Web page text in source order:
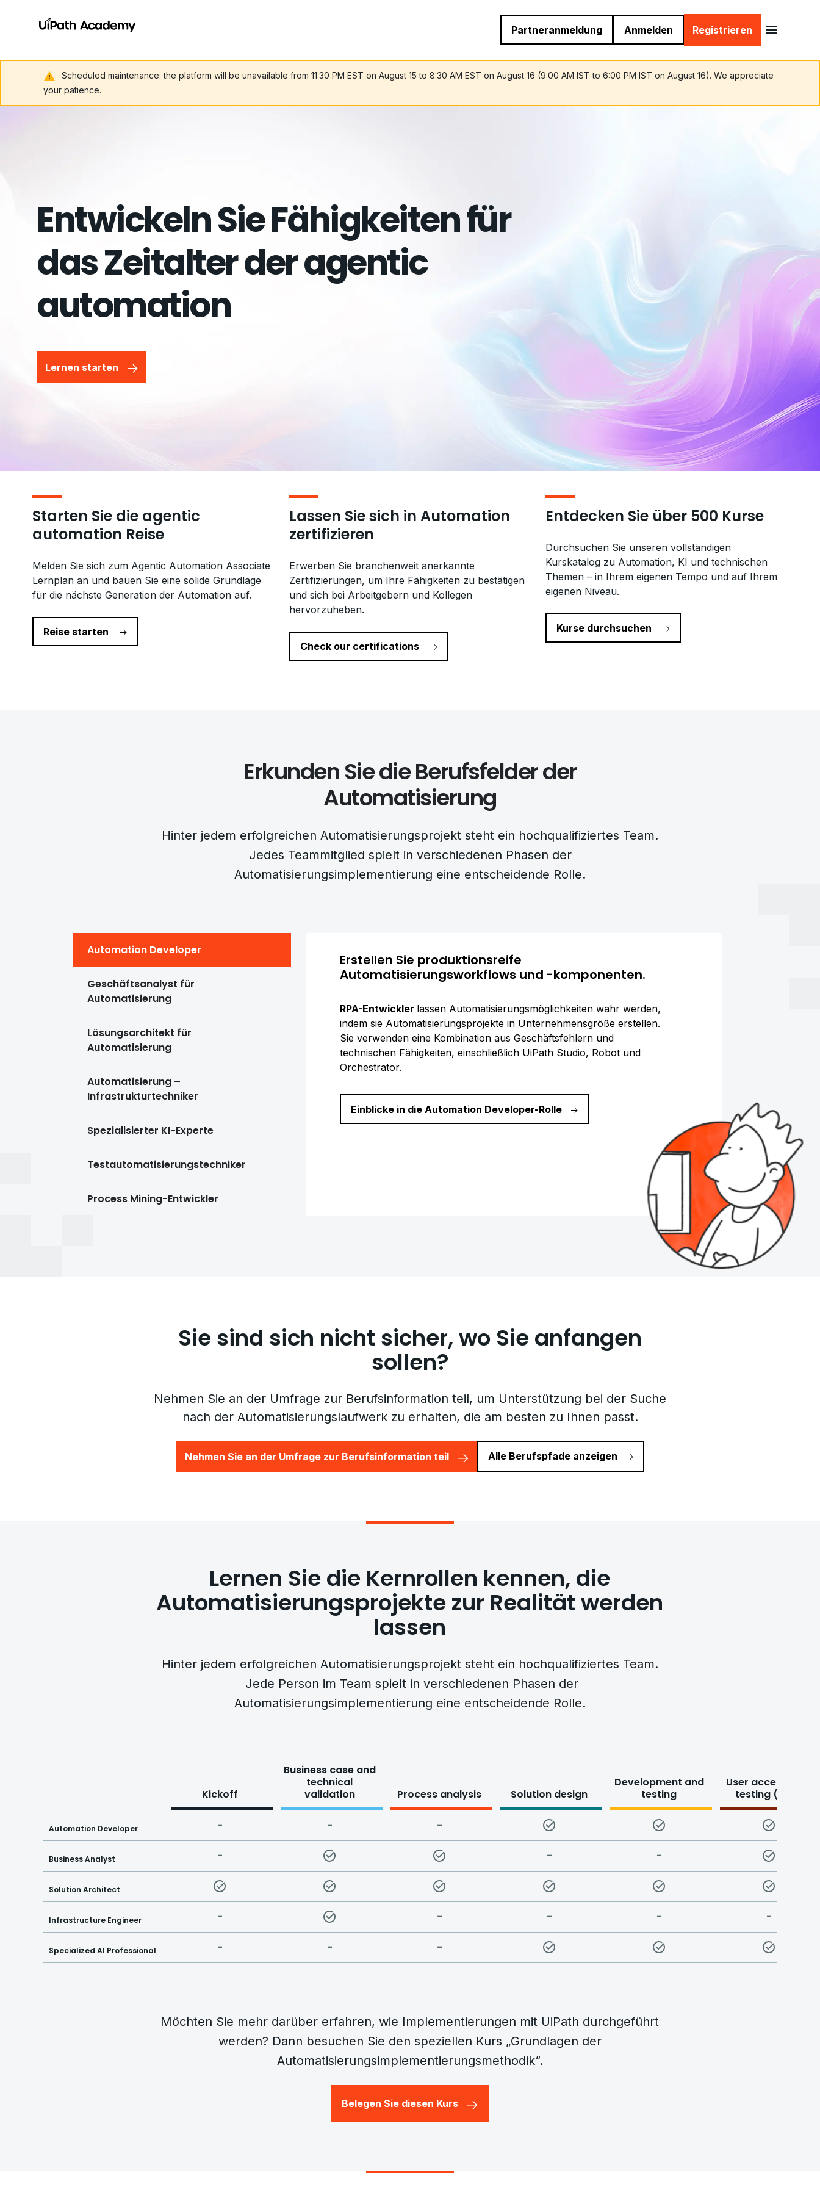
Partneranmeldung Anmelden Registrieren
Scheduled maintenance: the platform will be unavailable from 11:30 PM EST on August 15 to 8:30 AM EST on August 16 (9:00 AM IST to 6:00 PM IST on August 16). We appreciate
your patience.
Entwickeln Sie Fähigkeiten für
das Zeitalter der agentic
automation
Lernen starten
Starten Sie die agentic
automation Reise
Melden Sie sich zum Agentic Automation Associate
Lernplan an und bauen Sie eine solide Grundlage
für die nächste Generation der Automation auf.
Reise starten
Lassen Sie sich in Automation
zertifizieren
Erwerben Sie branchenweit anerkannte
Zertifizierungen, um Ihre Fähigkeiten zu bestätigen
und sich bei Arbeitgebern und Kollegen
hervorzuheben.
Check our certifications
Entdecken Sie über 500 Kurse
Durchsuchen Sie unseren vollständigen
Kurskatalog zu Automation, KI und technischen
Themen – in Ihrem eigenen Tempo und auf Ihrem
eigenen Niveau.
Kurse durchsuchen
Erkunden Sie die Berufsfelder der
Automatisierung
Hinter jedem erfolgreichen Automatisierungsprojekt steht ein hochqualifiziertes Team.
Jedes Teammitglied spielt in verschiedenen Phasen der
Automatisierungsimplementierung eine entscheidende Rolle.
Automation Developer
Geschäftsanalyst für
Automatisierung
Lösungsarchitekt für
Automatisierung
Automatisierung –
Infrastrukturtechniker
Spezialisierter KI-Experte
Testautomatisierungstechniker
Process Mining-Entwickler
Erstellen Sie produktionsreife
Automatisierungsworkflows und -komponenten.
RPA-Entwickler lassen Automatisierungsmöglichkeiten wahr werden,
indem sie Automatisierungsprojekte in Unternehmensgröße erstellen.
Sie verwenden eine Kombination aus Geschäftsfehlern und
technischen Fähigkeiten, einschließlich UiPath Studio, Robot und
Orchestrator.
Einblicke in die Automation Developer-Rolle
Sie sind sich nicht sicher, wo Sie anfangen
sollen?
Nehmen Sie an der Umfrage zur Berufsinformation teil, um Unterstützung bei der Suche
nach der Automatisierungslaufwerk zu erhalten, die am besten zu Ihnen passt.
Nehmen Sie an der Umfrage zur Berufsinformation teil Alle Berufspfade anzeigen
Lernen Sie die Kernrollen kennen, die
Automatisierungsprojekte zur Realität werden
lassen
Hinter jedem erfolgreichen Automatisierungsprojekt steht ein hochqualifiziertes Team.
Jede Person im Team spielt in verschiedenen Phasen der
Automatisierungsimplementierung eine entscheidende Rolle.
Kickoff
Business case and
technical
validation
Process analysis Solution design
Development and
testing
User acceptance
testing (UAT)
Automation Developer - - -
Business Analyst - - -
Solution Architect
Infrastructure Engineer - - - - -
Specialized AI Professional - - -
Möchten Sie mehr darüber erfahren, wie Implementierungen mit UiPath durchgeführt
werden? Dann besuchen Sie den speziellen Kurs „Grundlagen der
Automatisierungsimplementierungsmethodik“.
Belegen Sie diesen Kurs